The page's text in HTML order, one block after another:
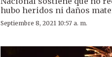
hubo heridos ni daños
Septiembre 8, 2021 10:57 a. m.